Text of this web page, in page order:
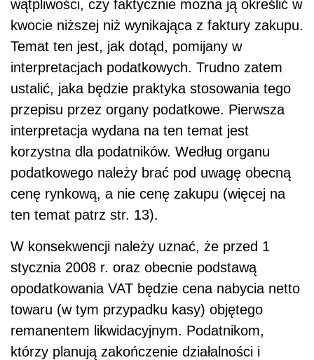
wątpliwości, czy faktycznie można ją określić w
kwocie niższej niż wynikająca z faktury zakupu.
Temat ten jest, jak dotąd, pomijany w
interpretacjach podatkowych. Trudno zatem
ustalić, jaka będzie praktyka stosowania tego
przepisu przez organy podatkowe. Pierwsza
interpretacja wydana na ten temat jest
korzystna dla podatników. Według organu
podatkowego należy brać pod uwagę obecną
cenę rynkową, a nie cenę zakupu (więcej na
ten temat patrz str. 13).
W konsekwencji należy uznać, że przed 1
stycznia 2008 r. oraz obecnie podstawą
opodatkowania VAT będzie cena nabycia netto
towaru (w tym przypadku kasy) objętego
remanentem likwidacyjnym. Podatnikom,
którzy planują zakończenie działalności i